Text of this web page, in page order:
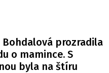
Bohdalová prozradila
o mamince. S
byla na štíru